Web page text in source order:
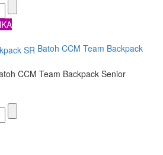
Batoh CCM Team Backpack
CCM Team Backpack Senior